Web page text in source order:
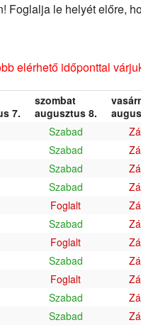
Foglalja le helyét előre,
elérhető időponttal
7.
szombat
augusztus 8.
Szabad
Szabad
Szabad
Szabad
Foglalt
Szabad
Foglalt
Szabad
Foglalt
Szabad
Szabad